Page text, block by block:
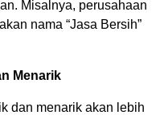
Misalnya, perusahaan
nama “Jasa Bersih”
Menarik
dan menarik akan lebih